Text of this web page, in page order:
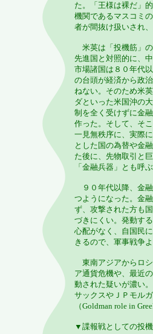
た。「王様は裸だ」
機関であるマスコミ
者が間抜け扱いされ
米英は「投機筋」
先進国と対照的に、
市場諸国は８０年代
の台頭が経済から政
ねない。そのため米
ダといった米国沖の
制を全く受けずに金
作った。そして、そ
一見無秩序に、実際
とした国の為替や金
た後に、先物取引と
「金融兵器」とも呼
９０年代以降、金
つようになった。金
ず、攻撃された方も
づきにくい。発動す
心配がなく、自国民
きるので、軍事戦争
東南アジアからロ
ア通貨危機や、最近
動された疑いが濃い
サックスやＪＰモル
（Goldman role in
▼諜報戦としての投